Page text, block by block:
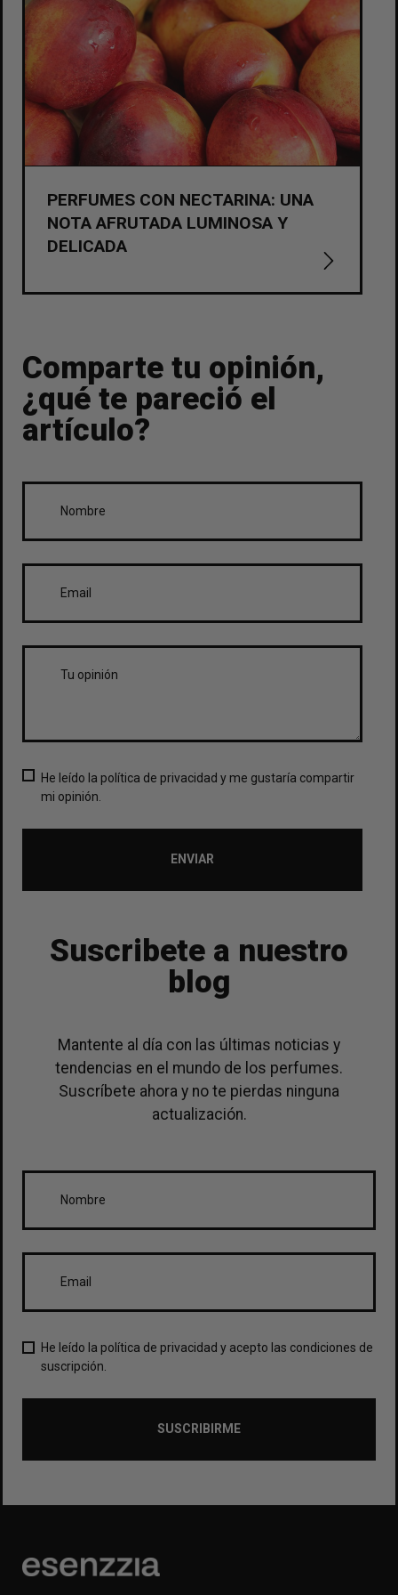
PERFUMES CON NECTARINA: UNA
NOTA AFRUTADA LUMINOSA Y
DELICADA
Comparte tu opinión,
¿qué te pareció el
artículo?
He leído la política de privacidad y me gustaría compartir
mi opinión.
ENVIAR
Suscribete a nuestro
blog
Mantente al día con las últimas noticias y
tendencias en el mundo de los perfumes.
Suscríbete ahora y no te pierdas ninguna
actualización.
He leído la política de privacidad y acepto las condiciones de
suscripción.
SUSCRIBIRME